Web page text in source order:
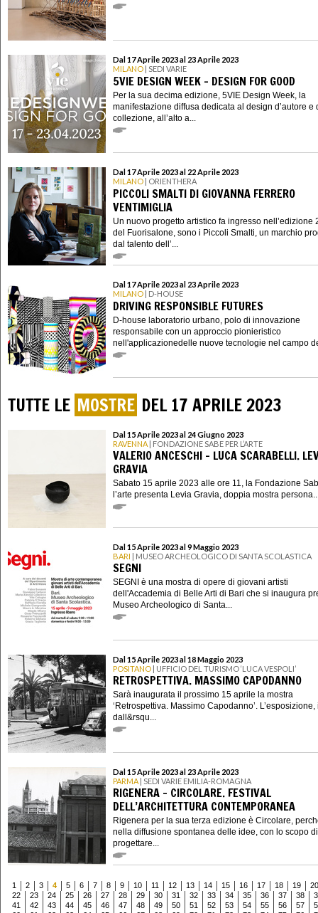
Dal 17 Aprile 2023 al 23 Aprile 2023
MILANO | SEDI VARIE
5VIE DESIGN WEEK - DESIGN FOR GOOD
Per la sua decima edizione, 5VIE Design Week, la
manifestazione diffusa dedicata al design d’autore e
collezione, all’alto a...
Dal 17 Aprile 2023 al 22 Aprile 2023
MILANO | ORIENTHERA
PICCOLI SMALTI DI GIOVANNA FERRERO
VENTIMIGLIA
Un nuovo progetto artistico fa ingresso nell’edizione
del Fuorisalone, sono i Piccoli Smalti, un marchio
dal talento dell’...
Dal 17 Aprile 2023 al 23 Aprile 2023
MILANO | D-HOUSE
DRIVING RESPONSIBLE FUTURES
D-house laboratorio urbano, polo di innovazione
responsabile con un approccio pionieristico
nell'applicazionedelle nuove tecnologie nel campo
TUTTE LE MOSTRE DEL 17 APRILE 2023
Dal 15 Aprile 2023 al 24 Giugno 2023
RAVENNA | FONDAZIONE SABE PER L’ARTE
VALERIO ANCESCHI – LUCA SCARABELLI.
GRAVIA
Sabato 15 aprile 2023 alle ore 11, la Fondazione
l’arte presenta Levia Gravia, doppia mostra
Dal 15 Aprile 2023 al 9 Maggio 2023
BARI | MUSEO ARCHEOLOGICO DI SANTA SCOLASTICA
SEGNI
SEGNI è una mostra di opere di giovani artisti
dell'Accademia di Belle Arti di Bari che si inaugura
Museo Archeologico di Santa...
Dal 15 Aprile 2023 al 18 Maggio 2023
POSITANO | UFFICIO DEL TURISMO ‘LUCA VESPOLI’
RETROSPETTIVA. MASSIMO CAPODANNO
Sarà inaugurata il prossimo 15 aprile la mostra
‘Retrospettiva. Massimo Capodanno’.
dall&rsqu...
Dal 15 Aprile 2023 al 23 Aprile 2023
PARMA | SEDI VARIE EMILIA-ROMAGNA
RIGENERA – CIRCOLARE. FESTIVAL
DELL’ARCHITETTURA CONTEMPORANEA
Rigenera per la sua terza edizione è Circolare,
nella diffusione spontanea delle idee, con lo scopo di
progettare...
1 2 3 4 5 6 7 8 9 10 11 12 13 14 15 16 17 18 19
20
22
23 24 25 26 27 28 29 30 31 32 33 34 35 36 37 38
41
42 43 44 45 46 47 48 49 50 51 52 53 54 55 56 57